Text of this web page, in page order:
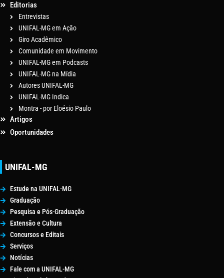
Editorias
Entrevistas
UNIFAL-MG em Ação
Giro Acadêmico
Comunidade em Movimento
UNIFAL-MG em Podcasts
UNIFAL-MG na Mídia
Autores UNIFAL-MG
UNIFAL-MG Indica
Montra - por Eloésio Paulo
Artigos
Oportunidades
UNIFAL-MG
Estude na UNIFAL-MG
Graduação
Pesquisa e Pós-Graduação
Extensão e Cultura
Concursos e Editais
Serviços
Notícias
Fale com a UNIFAL-MG